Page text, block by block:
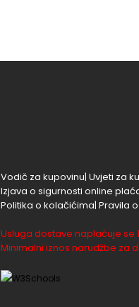
Vodič za kupovinu| Uvjeti za
Izjava o sigurnosti online
Politika o kolačićima| Pravila
Usluga dostave naplaćuje se
Minimalni iznos narudžbe za